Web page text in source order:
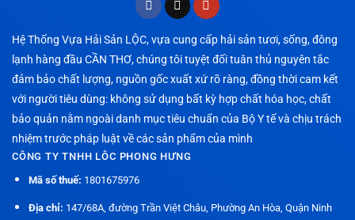
Hệ Thống Vựa Hải Sản LỘC, vựa cung cấp hải sản tươi, sống, đông
lạnh hàng đầu CẦN THƠ, chúng tôi tuyệt đối tuân thủ nguyên tắc
đảm bảo chất lượng, nguồn gốc xuất xứ rõ ràng, đồng thời cam kết
với người tiêu dùng: không sử dụng bất kỳ hợp chất hóa học, chất
bảo quản nằm ngoài danh mục tiêu chuẩn của Bộ Y tế và chịu trách
nhiệm trước pháp luật về các sản phẩm của mình
CÔNG TY TNHH LÔC PHONG HƯNG
Mã số thuế: 1801675976
Địa chỉ: 147/68A, đường Trần Việt Châu, Phường An Hòa, Quận Ninh